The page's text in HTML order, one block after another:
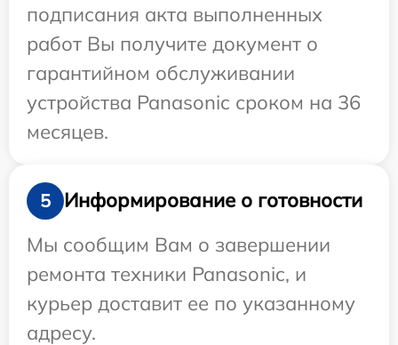
подписания акта выполненных
работ Вы получите документ о
гарантийном обслуживании
устройства Panasonic сроком на 36
месяцев.
5
Информирование о готовности
Мы сообщим Вам о завершении
ремонта техники Panasonic, и
курьер доставит ее по указанному
адресу.